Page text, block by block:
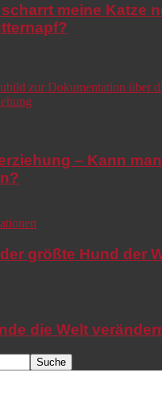
meine Katze
– Kann
größte Hund der
die Welt